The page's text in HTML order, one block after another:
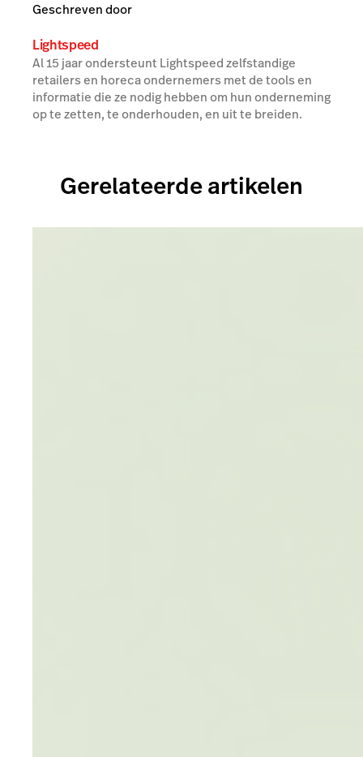
Geschreven door
Lightspeed
Al 15 jaar ondersteunt Lightspeed zelfstandige
retailers en horeca ondernemers met de tools en
informatie die ze nodig hebben om hun onderneming
op te zetten, te onderhouden, en uit te breiden.
Gerelateerde artikelen